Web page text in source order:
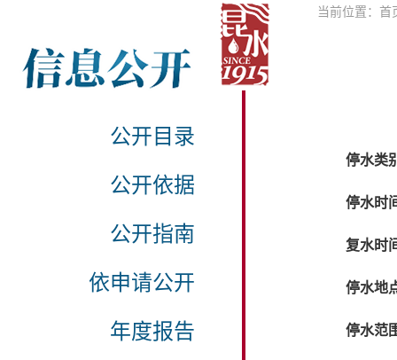
公开目录
公开依据
公开指南
依申请公开
年度报告
当前位置： 首
停水类
停水时
复水时
停水地
停水范